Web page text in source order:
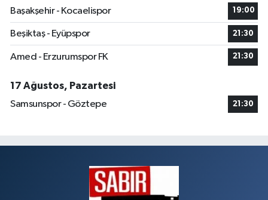
Başakşehir - Kocaelispor
19:00
Beşiktaş - Eyüpspor 21:30
Amed - Erzurumspor FK 21:30
17 Ağustos, Pazartesi
Samsunspor - Göztepe
21:30